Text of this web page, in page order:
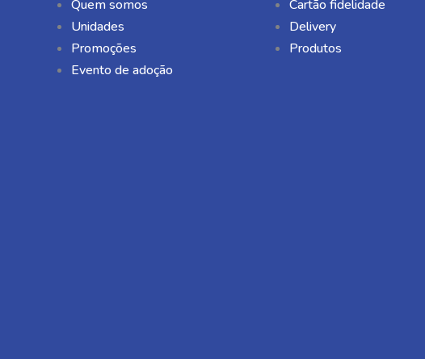
Quem somos
Unidades
Promoções
Evento de adoção
Cartão fidelidade
Delivery
Produtos